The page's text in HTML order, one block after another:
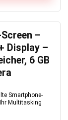
Screen –
Display –
6 GB
Smartphone-
Multitasking